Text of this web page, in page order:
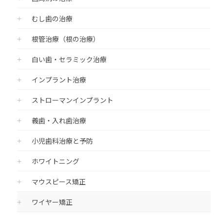
むし歯の治療
根管治療（根の治療）
白い歯・セラミック治療
インプラント治療
ストローマンインプラント
義歯・入れ歯治療
小児歯科治療と予防
ホワイトニング
マウスピース矯正
ワイヤー矯正